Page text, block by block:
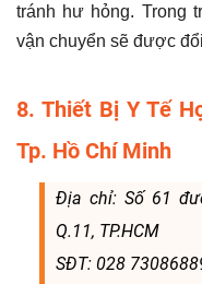
tránh hư hỏng. Trong
vận chuyển sẽ được
8. Thiết Bị Y Tế
Tp. Hồ Chí Minh
Địa chỉ: Số 61
Q.11, TP.HCM
SĐT: 028